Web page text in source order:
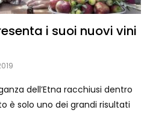
i suoi nuovi vini
dell’Etna racchiusi dentro
è solo uno dei grandi risultati